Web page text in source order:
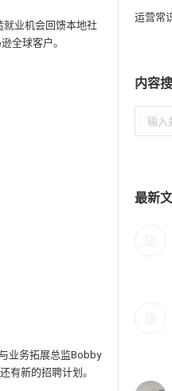
就业机会回馈本地社
全球客户。
业务拓展总监Bobby
有新的招聘计划。
运营常
内容
索：
最新